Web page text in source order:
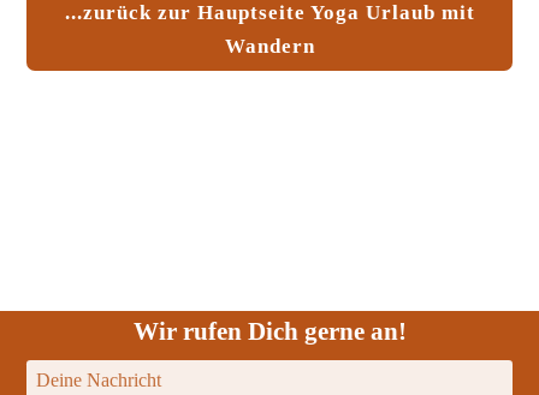
...zurück zur Hauptseite Yoga Urlaub mit
Wandern
Wir rufen Dich gerne an!